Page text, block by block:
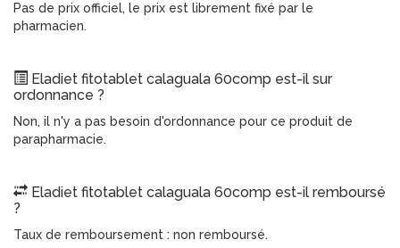
Pas de prix officiel, le prix est librement fixé par le
pharmacien.
Eladiet fitotablet calaguala 60comp est-il sur
ordonnance ?
Non, il n'y a pas besoin d'ordonnance pour ce produit de
parapharmacie.
Eladiet fitotablet calaguala 60comp est-il remboursé
?
Taux de remboursement : non remboursé.